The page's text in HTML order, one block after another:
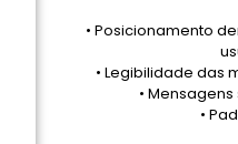
• Posicionamento
• Legibilidade das
•
•